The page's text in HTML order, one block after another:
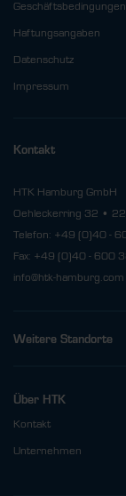
Geschäftsbedingungen
Haftungsangaben
Datenschutz
Impressum
Kontakt
HTK Hamburg GmbH
Oehleckerring 32 •
Telefon: +49 (0)40 -
Fax: +49 (0)40 - 600
info@htk-hamburg.com
Weitere Standorte
Über HTK
Kontakt
Unternehmen